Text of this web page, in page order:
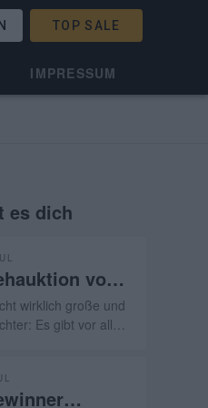
TOP SALE
IMPRESSUM
es dich
von
(BE)-
wirklich große und
Es gibt vor allem
über
Flächen